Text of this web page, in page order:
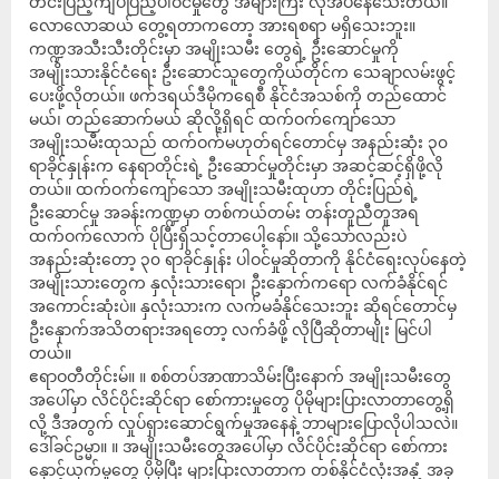
လောလောဆယ် တွေ့ရတာကတော့ အားရစရာ မရှိသေးဘူး။
ကဏ္ဍအသီးသီးတိုင်းမှာ အမျိုးသမီး တွေရဲ့ ဦးဆောင်မှုကို
အမျိုးသားနိုင်ငံရေး ဦးဆောင်သူတွေကိုယ်တိုင်က သေချာလမ်းဖွင့်
ပေးဖို့လိုတယ်။ ဖက်ဒရယ်ဒီမိုကရေစီ နိုင်ငံအသစ်ကို တည်ထောင်
မယ်၊ တည်ဆောက်မယ် ဆိုလို့ရှိရင် ထက်ဝက်ကျော်သော
အမျိုးသမီးထုသည် ထက်ဝက်မဟုတ်ရင်တောင်မှ အနည်းဆုံး ၃၀
ရာခိုင်နှုန်းက နေရာတိုင်းရဲ့ ဦးဆောင်မှုတိုင်းမှာ အဆင့်ဆင့်ရှိဖို့လို
တယ်။ ထက်ဝက်ကျော်သော အမျိုးသမီးထုဟာ တိုင်းပြည်ရဲ့
ဦးဆောင်မှု အခန်းကဏ္ဍမှာ တစ်ကယ်တမ်း တန်းတူညီတူအရ
ထက်ဝက်လောက် ပိုပြီးရှိသင့်တာပေါ့နော်။ သို့သော်လည်းပဲ
အနည်းဆုံးတော့ ၃၀ ရာခိုင်နှုန်း ပါဝင်မှုဆိုတာကို နိုင်ငံရေးလုပ်နေတဲ့
အမျိုးသားတွေက နှလုံးသားရော၊ ဦးနှောက်ကရော လက်ခံနိုင်ရင်
အကောင်းဆုံးပဲ။ နှလုံးသားက လက်မခံနိုင်သေးဘူး ဆိုရင်တောင်မှ
ဦးနှောက်အသိတရားအရတော့ လက်ခံဖို့ လိုပြီဆိုတာမျိုး မြင်ပါ
တယ်။
ဧရာဝတီတိုင်းမ်။ ။ စစ်တပ်အာဏာသိမ်းပြီးနောက် အမျိုးသမီးတွေ
အပေါ်မှာ လိင်ပိုင်းဆိုင်ရာ စော်ကားမှုတွေ ပိုမိုများပြားလာတာတွေ့ရှိ
လို့ ဒီအတွက် လှုပ်ရှားဆောင်ရွက်မှုအနေနဲ့ ဘာများပြောလိုပါသလဲ။
ဒေါ်ခင်ဥမ္မာ။ ။ အမျိုးသမီးတွေအပေါ်မှာ လိင်ပိုင်းဆိုင်ရာ စော်ကား
နှောင့်ယှက်မှုတွေ ပိုမိုပြီး များပြားလာတာက တစ်နိုင်ငံလုံးအနှံ့ အခု